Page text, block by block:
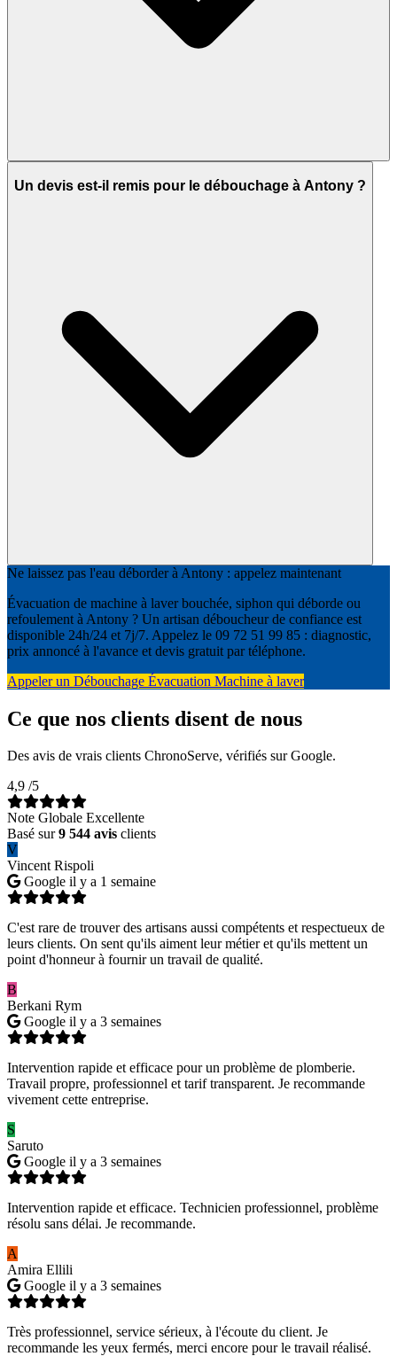
Un devis est-il remis pour le débouchage à Antony ?
Ne laissez pas l'eau déborder à Antony : appelez maintenant
Évacuation de machine à laver bouchée, siphon qui déborde ou
refoulement à Antony ? Un artisan déboucheur de confiance est
disponible 24h/24 et 7j/7. Appelez le 09 72 51 99 85 : diagnostic,
prix annoncé à l'avance et devis gratuit par téléphone.
Appeler un Débouchage Évacuation Machine à laver
Ce que nos clients disent de nous
Des avis de vrais clients ChronoServe, vérifiés sur Google.
4,9 /5
Note Globale Excellente
Basé sur9 544 avis clients
V
Vincent Rispoli
Google il y a 1 semaine
C'est rare de trouver des artisans aussi compétents et respectueux de
leurs clients. On sent qu'ils aiment leur métier et qu'ils mettent un
point d'honneur à fournir un travail de qualité.
B
Berkani Rym
Google il y a 3 semaines
Intervention rapide et efficace pour un problème de plomberie.
Travail propre, professionnel et tarif transparent. Je recommande
vivement cette entreprise.
S
Saruto
Google il y a 3 semaines
Intervention rapide et efficace. Technicien professionnel, problème
résolu sans délai. Je recommande.
A
Amira Ellili
Google il y a 3 semaines
Très professionnel, service sérieux, à l'écoute du client. Je
recommande les yeux fermés, merci encore pour le travail réalisé.